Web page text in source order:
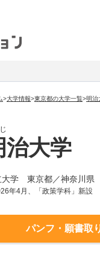
>大学情報>東京都の大学一覧>明治
治大学
大学 東京都／神奈川県
年4月、「政策学科」新設
パンフ・願書取